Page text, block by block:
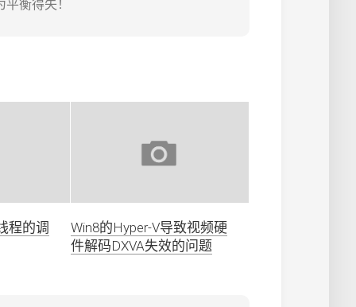
衡得失！
程的调
Win8的Hyper-V导致视频硬
件解码DXVA失效的问题